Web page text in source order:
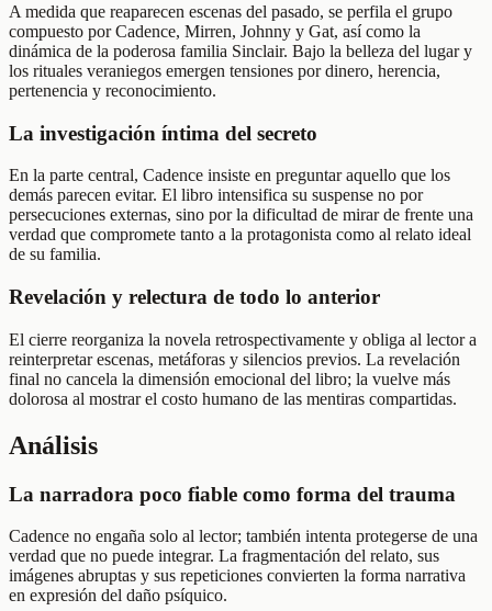
A medida que reaparecen escenas del pasado, se perfila el grupo
compuesto por Cadence, Mirren, Johnny y Gat, así como la
dinámica de la poderosa familia Sinclair. Bajo la belleza del lugar y
los rituales veraniegos emergen tensiones por dinero, herencia,
pertenencia y reconocimiento.
La investigación íntima del secreto
En la parte central, Cadence insiste en preguntar aquello que los
demás parecen evitar. El libro intensifica su suspense no por
persecuciones externas, sino por la dificultad de mirar de frente una
verdad que compromete tanto a la protagonista como al relato ideal
de su familia.
Revelación y relectura de todo lo anterior
El cierre reorganiza la novela retrospectivamente y obliga al lector a
reinterpretar escenas, metáforas y silencios previos. La revelación
final no cancela la dimensión emocional del libro; la vuelve más
dolorosa al mostrar el costo humano de las mentiras compartidas.
Análisis
La narradora poco fiable como forma del trauma
Cadence no engaña solo al lector; también intenta protegerse de una
verdad que no puede integrar. La fragmentación del relato, sus
imágenes abruptas y sus repeticiones convierten la forma narrativa
en expresión del daño psíquico.